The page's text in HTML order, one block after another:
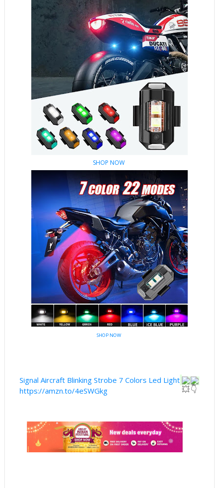
SHOP NOW
SHOP NOW
Signal Aircraft Blinking Strobe 7 Colors Led Light
https://amzn.to/4eSWGkg